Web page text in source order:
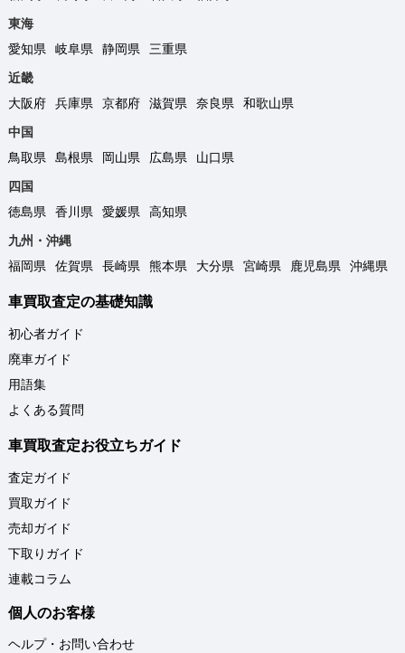
東海
愛知県
岐阜県 静岡県
三重県
近畿
大阪府
兵庫県 京都府 滋賀県 奈良県
和歌山県
中国
鳥取県
島根県 岡山県 広島県
山口県
四国
徳島県
香川県 愛媛県
高知県
九州・沖縄
福岡県
佐賀県 長崎県 熊本県 大分県 宮崎県 鹿児島県 沖縄県
車買取査定の基礎知識
初心者ガイド
廃車ガイド
用語集
よくある質問
車買取査定お役立ちガイド
査定ガイド
買取ガイド
売却ガイド
下取りガイド
連載コラム
個人のお客様
ヘルプ・お問い合わせ